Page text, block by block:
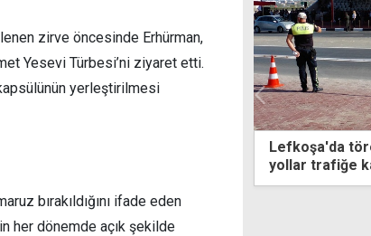
zirve öncesinde Erhürman,
Yesevi Türbesi’ni ziyaret etti.
yerleştirilmesi
bırakıldığını ifade eden
her dönemde açık şekilde
Lefkoşa'da tören provası nedeniyle bazı